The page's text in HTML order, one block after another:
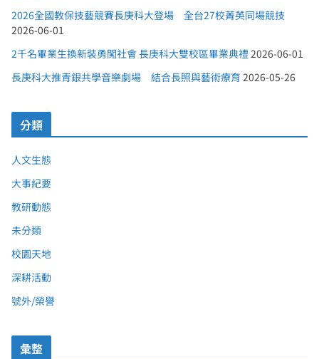
2026全國教保技藝競賽長庚科大登場 全台27校菁英同場競技
2026-06-01
2千名畢業生換新裝勇闖社會 長庚科大雙校區畢業典禮2026-06-01
長庚科大推青銀共學音樂劇場 結合長照與藝術療育 2026-05-26
分類
人文生態
大事紀要
教研動態
未分類
校園天地
深耕活動
號外/榮譽
彙整